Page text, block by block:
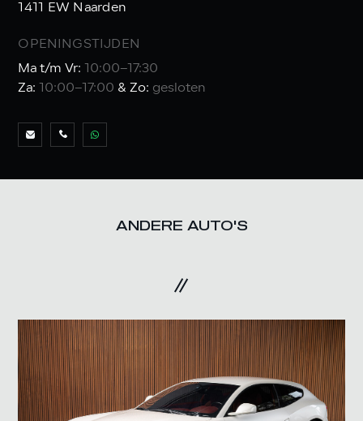
1411 EW Naarden
OPENINGSTIJDEN
Ma t/m Vr:
10:00–17:30
Za:
10:00–17:00 & Zo: gesloten
ANDERE AUTO'S